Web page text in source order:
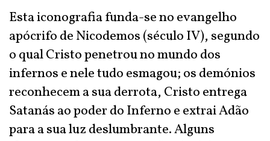
Esta iconografia funda-se no evangelho
apócrifo de Nicodemos (século IV), segundo
o qual Cristo penetrou no mundo dos
infernos e nele tudo esmagou; os demónios
reconhecem a sua derrota, Cristo entrega
Satanás ao poder do Inferno e extrai Adão
para a sua luz deslumbrante. Alguns